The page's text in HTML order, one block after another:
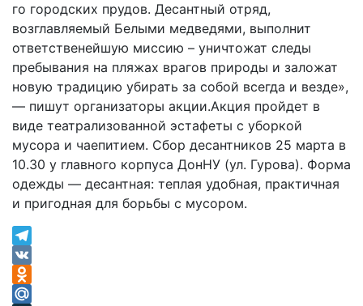
го городских прудов. Десантный отряд,
возглавляемый Белыми медведями, выполнит
ответственейшую миссию – уничтожат следы
пребывания на пляжах врагов природы и заложат
новую традицию убирать за собой всегда и везде»,
— пишут организаторы акции.Акция пройдет в
виде театрализованной эстафеты с уборкой
мусора и чаепитием. Сбор десантников 25 марта в
10.30 у главного корпуса ДонНУ (ул. Гурова). Форма
одежды — десантная: теплая удобная, практичная
и пригодная для борьбы с мусором.
Telegram
VK
Odnoklassniki